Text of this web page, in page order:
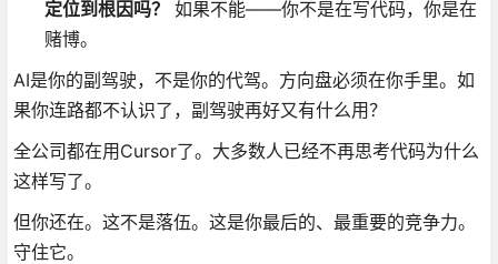
定位到根因吗？
如果不能——你不是在写代码，你是在
赌博。
AI是你的副驾驶，不是你的代驾。方向盘必须在你手里。如
果你连路都不认识了，副驾驶再好又有什么用？
全公司都在用Cursor了。大多数人已经不再思考代码为什么
这样写了。
但你还在。这不是落伍。这是你最后的、最重要的竞争力。
守住它。